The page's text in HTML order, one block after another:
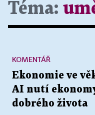
Téma:
Ekonomie ve
AI nutí
dobrého života
KOMENTÁŘ